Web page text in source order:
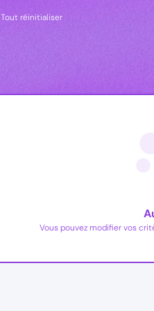
Tout réinitialiser
Vous pouvez modifier vos